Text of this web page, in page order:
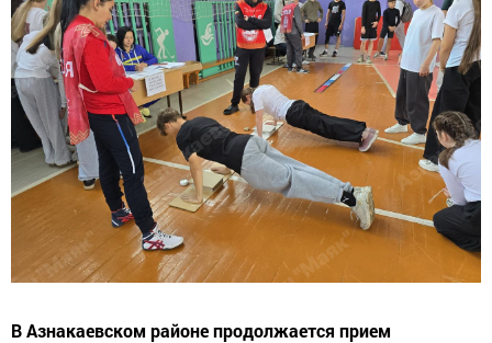
В Азнакаевском районе продолжается прием